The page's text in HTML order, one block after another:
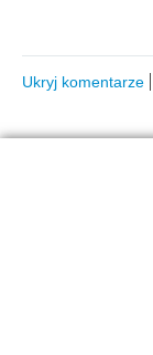
Ukryj komentarze